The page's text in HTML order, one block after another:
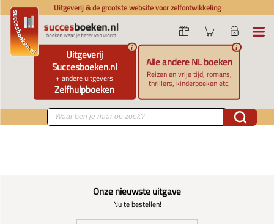
Uitgeverij & de grootste website voor zelfontwikkeling
Uitgeverij
Succesboeken.nl
+ andere uitgevers
Zelfhulpboeken
i
Alle andere NL boeken
Reizen en vrije tijd, romans,
thrillers, kinderboeken etc.
i
Onze nieuwste uitgave
Nu te bestellen!